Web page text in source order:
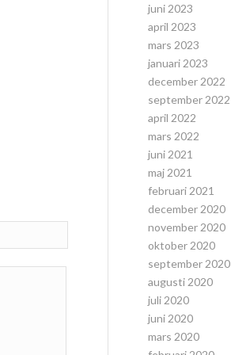
juni 2023
april 2023
mars 2023
januari 2023
december 2022
september 2022
april 2022
mars 2022
juni 2021
maj 2021
februari 2021
december 2020
november 2020
oktober 2020
september 2020
augusti 2020
juli 2020
juni 2020
mars 2020